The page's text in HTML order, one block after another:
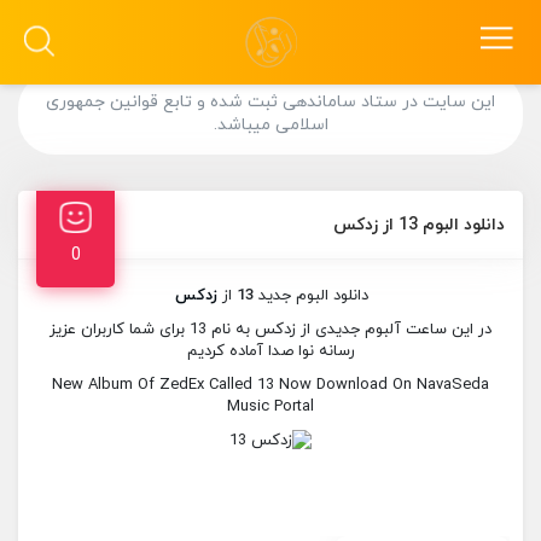
این سایت در ستاد ساماندهی ثبت شده و تابع قوانین جمهوری
اسلامی میباشد.
دانلود البوم 13 از زدکس
0
دانلود البوم جدید 13 از زدکس
در این ساعت آلبوم جدیدی از زدکس به نام 13 برای شما کاربران عزیز
رسانه نوا صدا آماده کردیم
New Album Of ZedEx Called 13 Now Download On NavaSeda
Music Portal